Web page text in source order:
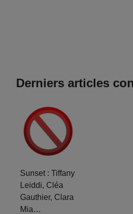
Derniers articles
Sunset : Tiffany
Leiddi, Cléa
Gauthier, Clara
Mia…